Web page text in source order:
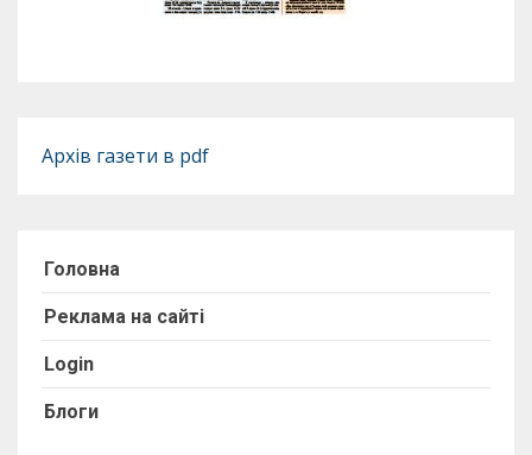
Архів газети в pdf
Головна
Реклама на сайті
Login
Блоги